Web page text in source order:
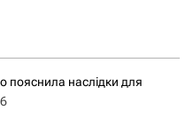
пояснила наслідки для